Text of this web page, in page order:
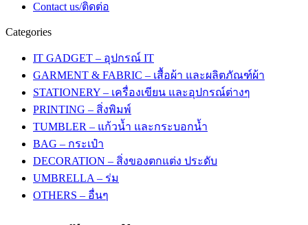
Contact us/ติดต่อ
Categories
IT GADGET – อุปกรณ์ IT
GARMENT & FABRIC – เสื้อผ้า และผลิตภัณฑ์ผ้า
STATIONERY – เครื่องเขียน และอุปกรณ์ต่างๆ
PRINTING – สิ่งพิมพ์
TUMBLER – แก้วน้ำ และกระบอกน้ำ
BAG – กระเป๋า
DECORATION – สิ่งของตกแต่ง ประดับ
UMBRELLA – ร่ม
OTHERS – อื่นๆ